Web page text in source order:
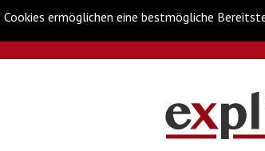
Cookies ermöglichen eine bestmögliche